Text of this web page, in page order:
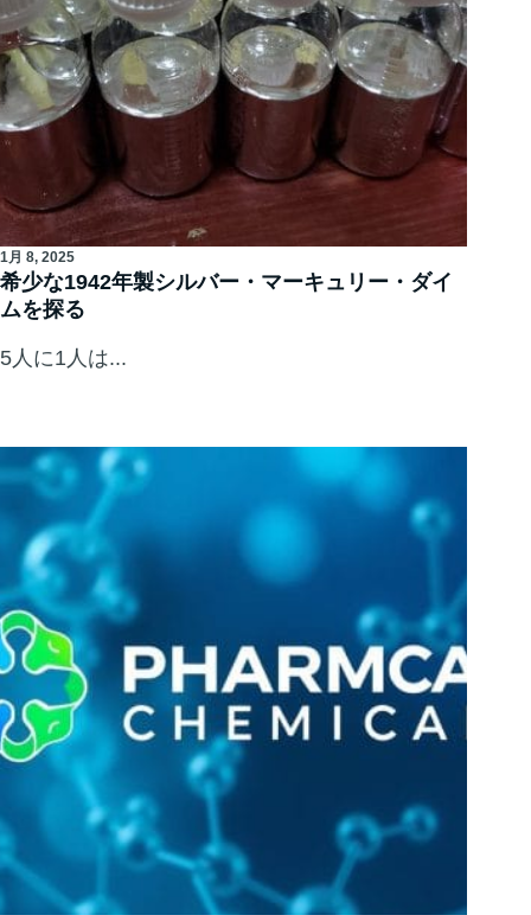
1月 8, 2025
希少な1942年製シルバー・マーキュリー・ダイ
ムを探る
5人に1人は...